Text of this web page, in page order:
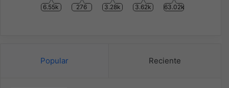
6.55k 276 3.28k 3.62k 63.02k
Popular Reciente